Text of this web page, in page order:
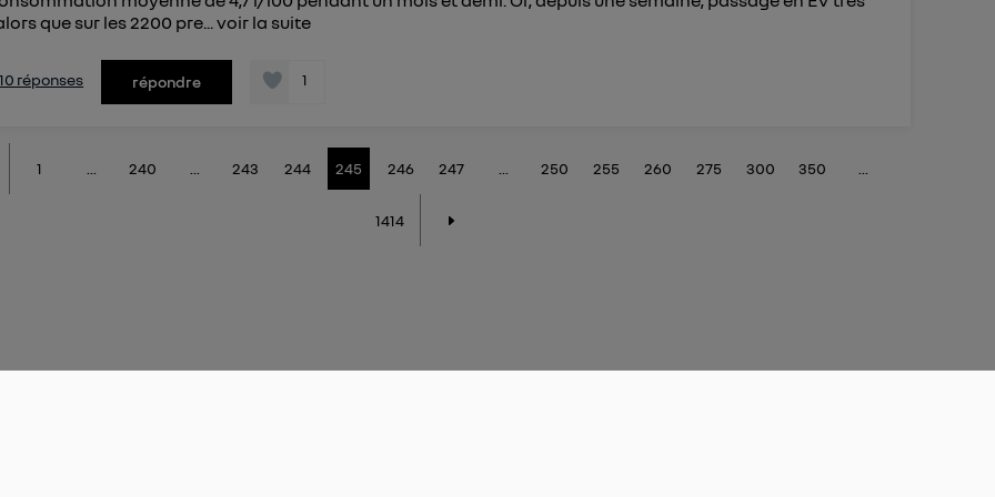
que sur les 2200 pre...voir la suite
réponses répondre 1
1 240 243 244 245 246 247 250 255 260 275 300 350
1414